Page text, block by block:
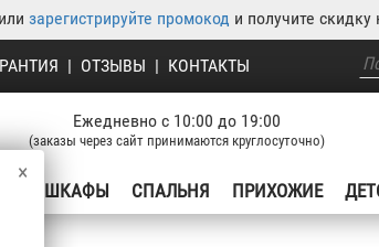
зарегистрируйте промокод и получите скидку
| ОТЗЫВЫ | КОНТАКТЫ
×
Ежедневно с 10:00 до 19:00
(заказы через сайт принимаются круглосуточно)
ШКАФЫ СПАЛЬНЯ ПРИХОЖИЕ